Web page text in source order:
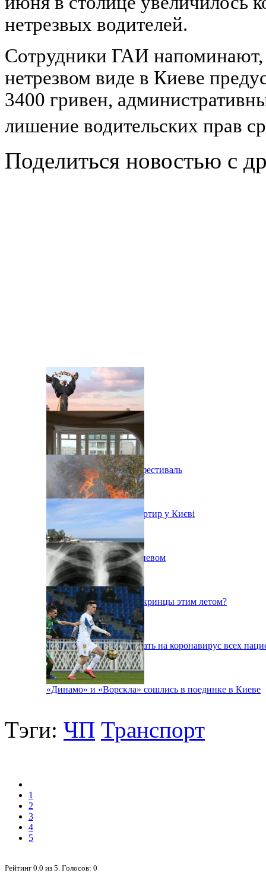
нетрезвых водителей.
Сотрудники ГАИ напоминают,
нетрезвом виде в Киеве
3400 гривен,
лишение водительских прав
Поделиться новостью с
В Киеве состоится эко-фестиваль
Ситуація з орендою квартир у Києві
Пожар на свалке под Киевом
Куда поедут отдыхать укринцы этим летом?
В Киеве будут тестировать на коронавирус всех
«Динамо» и «Ворскла» сошлись в поединке в Киеве
Тэги: ЧП Транспорт
1
2
3
4
5
Рейтинг 0.0 из 5 . Голосов: 0